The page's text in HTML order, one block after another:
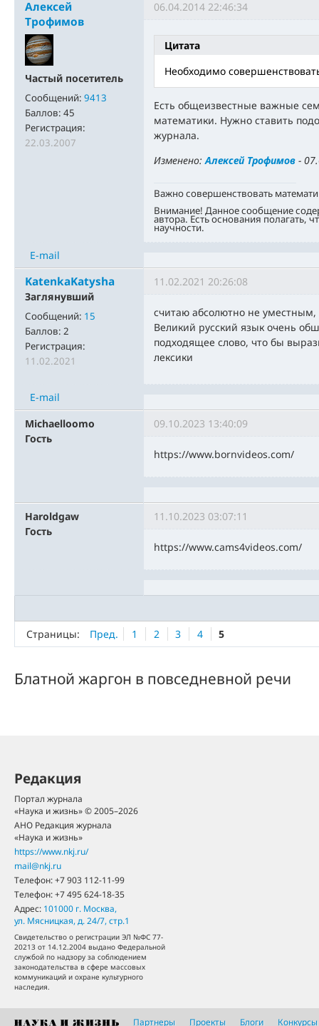
Алексей
Трофимов
Частый посетитель
Сообщений: 9413
Баллов: 45
Регистрация:
22.03.2007
06.04.2014 22:46:34
Цитата
Необходимо
Есть общеизвестные важные
математики. Нужно ставить
журнала.
Изменено:Алексей Трофимов -
Важно совершенствовать
Внимание! Данное сообщение
автора. Есть основания полагать,
научности.
E-mail
KatenkaKatysha
Заглянувший
Сообщений: 15
Баллов: 2
Регистрация:
11.02.2021
11.02.2021 20:26:08
считаю абсолютно не уместным,
Великий русский язык очень
подходящее слово, что бы
лексики
E-mail
Michaelloomo
Гость
09.10.2023 13:40:09
https://www.bornvideos.com/
Haroldgaw
Гость
11.10.2023 03:07:11
https://www.cams4videos.com/
Страницы: Пред. 1 2 3 4 5
Блатной жаргон в повседневной речи
Редакция
Портал журнала
«Наука и жизнь» © 2005–2026
АНО Редакция журнала
«Наука и жизнь»
https://www.nkj.ru/
mail@nkj.ru
Телефон:+7 903 112-11-99
Телефон:+7 495 624-18-35
Адрес: 101000 г. Москва,
ул. Мясницкая, д. 24/7, стр.1
Свидетельство о регистрации ЭЛ №ФС 77-
20213 от 14.12.2004 выдано Федеральной
службой по надзору за соблюдением
законодательства в сфере массовых
коммуникаций и охране культурного
наследия.
Партнеры Проекты Блоги Конкурсы